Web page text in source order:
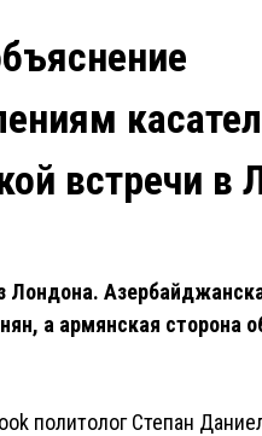
встречи в
а армянская сторона
политолог Степан